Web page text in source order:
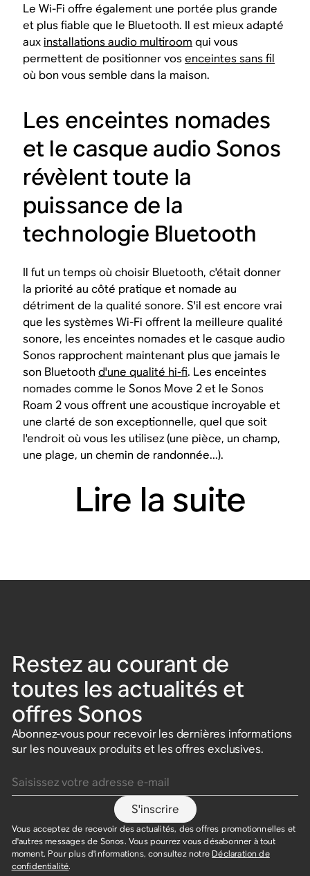
Le Wi-Fi offre également une portée plus grande
et plus fiable que le Bluetooth. Il est mieux adapté
auxinstallations audio multiroom qui vous
permettent de positionner vosenceintes sans fil
où bon vous semble dans la maison.
Les enceintes nomades
et le casque audio Sonos
révèlent toute la
puissance de la
technologie Bluetooth
Il fut un temps où choisir Bluetooth, c'était donner
la priorité au côté pratique et nomade au
détriment de la qualité sonore. S'il est encore vrai
que les systèmes Wi-Fi offrent la meilleure qualité
sonore, les enceintes nomades et le casque audio
Sonos rapprochent maintenant plus que jamais le
son Bluetoothd'une qualité hi-fi. Les enceintes
nomades comme le Sonos Move 2 et le Sonos
Roam 2 vous offrent une acoustique incroyable et
une clarté de son exceptionnelle, quel que soit
l'endroit où vous les utilisez (une pièce, un champ,
une plage, un chemin de randonnée...).
Lire la suite
Restez au courant de
toutes les actualités et
offres Sonos
Abonnez-vous pour recevoir les dernières informations
sur les nouveaux produits et les offres exclusives.
S'inscrire
Vous acceptez de recevoir des actualités, des offres promotionnelles et
d'autres messages de Sonos. Vous pourrez vous désabonner à tout
moment. Pour plus d'informations, consultez notre Déclaration de
confidentialité.